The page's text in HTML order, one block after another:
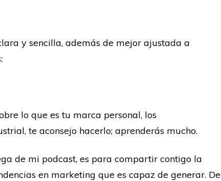
y sencilla, además de mejor ajustada a
lo que es tu marca personal, los
te aconsejo hacerlo; aprenderás mucho.
de mi podcast, es para compartir contigo la
en marketing que es capaz de generar. De